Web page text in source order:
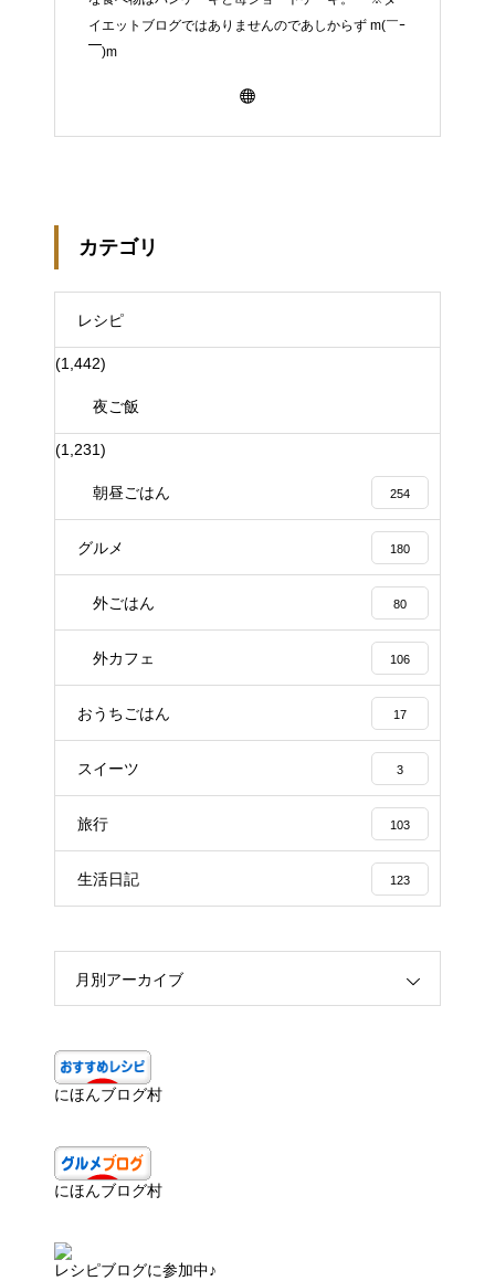
イエットブログではありませんのであしからず m(￣ｰ
￣)m
カテゴリ
レシピ
(1,442)
夜ご飯
(1,231)
朝昼ごはん 254
グルメ 180
外ごはん 80
外カフェ 106
おうちごはん 17
スイーツ 3
旅行 103
生活日記 123
月別アーカイブ
にほんブログ村
にほんブログ村
レシピブログに参加中♪